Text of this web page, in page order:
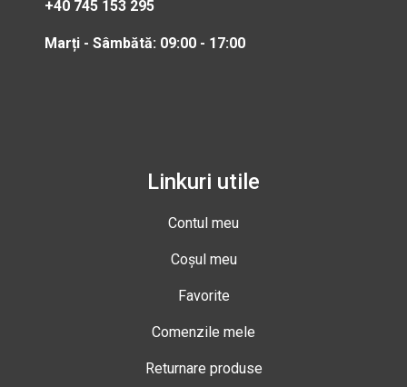
+40 745 153 295
Marți - Sâmbătă: 09:00 - 17:00
Linkuri utile
Contul meu
Coșul meu
Favorite
Comenzile mele
Returnare produse